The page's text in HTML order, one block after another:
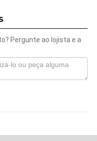
Pergunte ao lojista e a